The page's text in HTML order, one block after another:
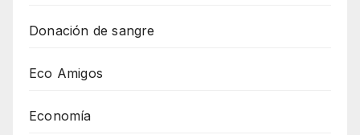
Donación de sangre
Eco Amigos
Economía